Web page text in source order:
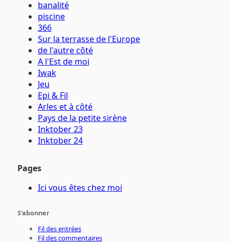
banalité
piscine
366
Sur la terrasse de l'Europe
de l'autre côté
A l'Est de moi
Iwak
Jeu
Epi & Fil
Arles et à côté
Pays de la petite sirène
Inktober 23
Inktober 24
Pages
Ici vous êtes chez moi
S'abonner
Fil des entrées
Fil des commentaires